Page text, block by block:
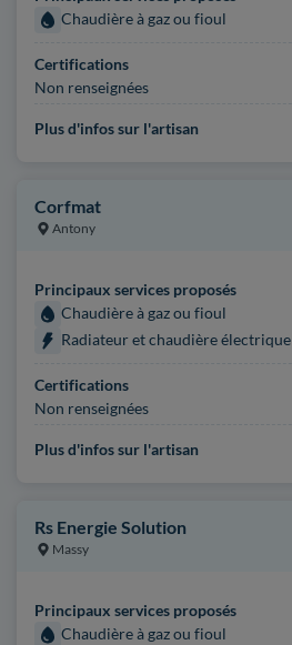
Chaudière à gaz ou fioul
Certifications
Non renseignées
Plus d'infos sur l'artisan
Corfmat
Antony
Principaux services proposés
Chaudière à gaz ou fioul
Radiateur et chaudière électrique
Certifications
Non renseignées
Plus d'infos sur l'artisan
Rs Energie Solution
Massy
Principaux services proposés
Chaudière à gaz ou fioul